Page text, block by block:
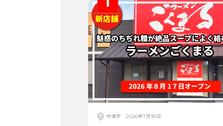
中津市 2026年7月30日